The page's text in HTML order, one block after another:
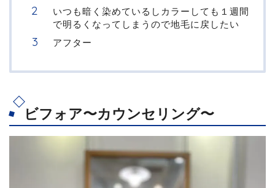
いつも暗く染めているしカラーしても１週間
で明るくなってしまうので地毛に戻したい
アフター
ビフォア〜カウンセリング〜